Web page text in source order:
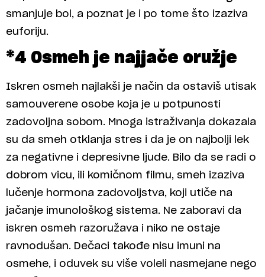
smanjuje bol, a poznat je i po tome što izaziva
euforiju.
*4 Osmeh je najjače oružje
Iskren osmeh najlakši je način da ostaviš utisak
samouverene osobe koja je u potpunosti
zadovoljna sobom. Mnoga istraživanja dokazala
su da smeh otklanja stres i da je on najbolji lek
za negativne i depresivne ljude. Bilo da se radi o
dobrom vicu, ili komičnom filmu, smeh izaziva
lučenje hormona zadovoljstva, koji utiče na
jačanje imunološkog sistema. Ne zaboravi da
iskren osmeh razoružava i niko ne ostaje
ravnodušan. Dečaci takođe nisu imuni na
osmehe, i oduvek su više voleli nasmejane nego